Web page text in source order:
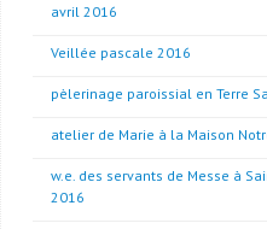
avril 2016
Veillée pascale 2016
pèlerinage paroissial en Terre
atelier de Marie à la Maison
w.e. des servants de Messe à
2016